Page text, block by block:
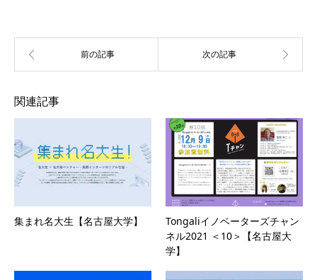
関連記事
集まれ名大生【名古屋大学】
Tongaliイノベーターズチャン
ネル2021 ＜10＞【名古屋大
学】